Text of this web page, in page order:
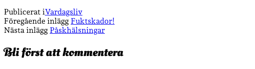
Publicerat iVardagsliv
Föregående inlägg Fuktskador!
Nästa inlägg Påskhälsningar
Bli först att kommentera